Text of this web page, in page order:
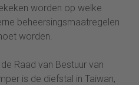
worden op welke
beheersingsmaatregelen
worden.
Raad van Bestuur van
is de diefstal in Taiwan,